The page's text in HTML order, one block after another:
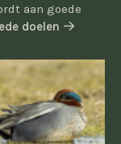
aan goede
doelen